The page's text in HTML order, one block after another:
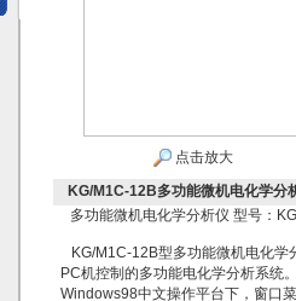
点击放大
KG/M1C-12B多功能微机电化学分
多功能微机电化学分析仪 型号：
KG/M1C-12B型多功能微机电化学
PC机控制的多功能电化学分析系统
Windows98中文操作平台下，窗口